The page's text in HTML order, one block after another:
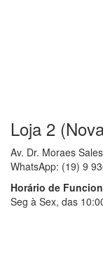
Loja 2
Av. Dr. Moraes
WhatsApp: (19) 9
Horário de
Seg à Sex, das